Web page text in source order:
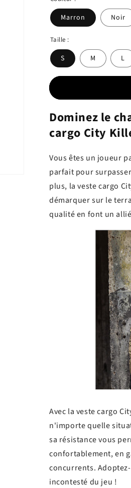
Marron Noir
Taille :
S M L
Dominez le
cargo City
Vous êtes un joueur
parfait pour
plus, la veste cargo
démarquer sur le
qualité en font un
Avec la veste cargo
n'importe quelle
sa résistance vous
confortablement, en
concurrents.
incontesté du jeu !